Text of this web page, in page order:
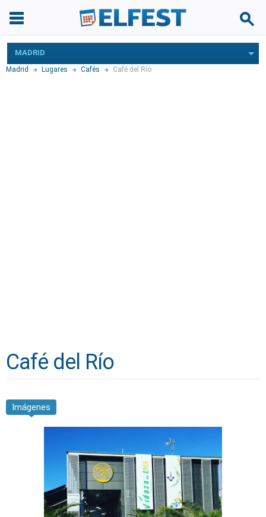
MADRID
Madrid Lugares Cafés Café del Río
Café del Río
Imágenes